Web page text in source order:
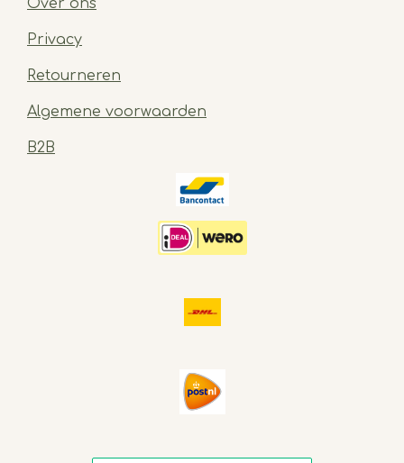
Over ons
Privacy
Retourneren
Algemene voorwaarden
B2B